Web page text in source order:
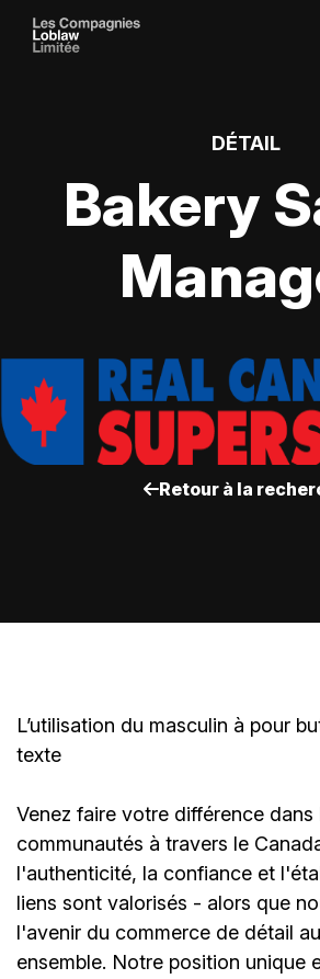
DÉTAIL
Bakery
Retour à la
L’utilisation du masculin à pour
texte
Venez faire votre différence dans
communautés à travers le
l'authenticité, la confiance et
liens sont valorisés - alors que
l'avenir du commerce de détail
ensemble. Notre position unique